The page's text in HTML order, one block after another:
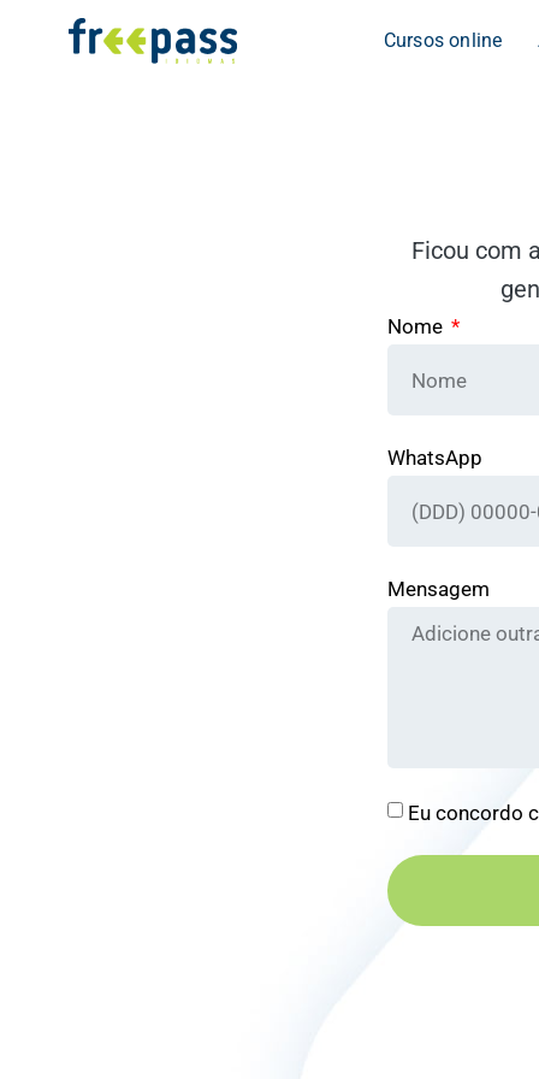
Cursos online
Ficou com
Nome
WhatsApp
Mensagem
Eu concordo